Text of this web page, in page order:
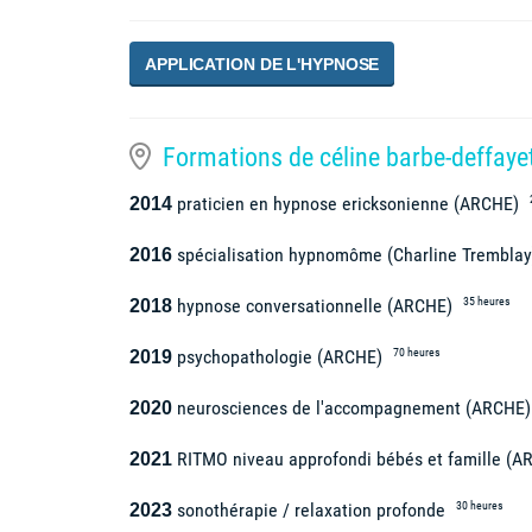
APPLICATION DE L'HYPNOSE
Formations de céline barbe-
2014 praticien en hypnose ericksonienne (ARCHE)
2016 spécialisation hypnomôme (Charline
2018 hypnose conversationnelle (ARCHE) 35 heures
2019 psychopathologie (ARCHE) 70 heures
2020 neurosciences de l'accompagnement (ARCHE)
2021 RITMO niveau approfondi bébés et famille
2023 sonothérapie / relaxation profonde 30 heures